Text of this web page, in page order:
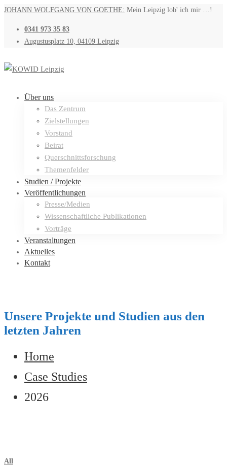
JOHANN WOLFGANG VON GOETHE: Mein Leipzig lob' ich mir …!
0341 973 35 83
Augustusplatz 10, 04109 Leipzig
Über uns
Das Zentrum
Zielstellungen
Vorstand
Beirat
Querschnittsforschung
Themenfelder
Studien / Projekte
Veröffentlichungen
Presse/Medien
Wissenschaftliche Publikationen
Vorträge
Veranstaltungen
Aktuelles
Kontakt
Unsere Projekte und Studien aus den
letzten Jahren
Home
Case Studies
2026
All